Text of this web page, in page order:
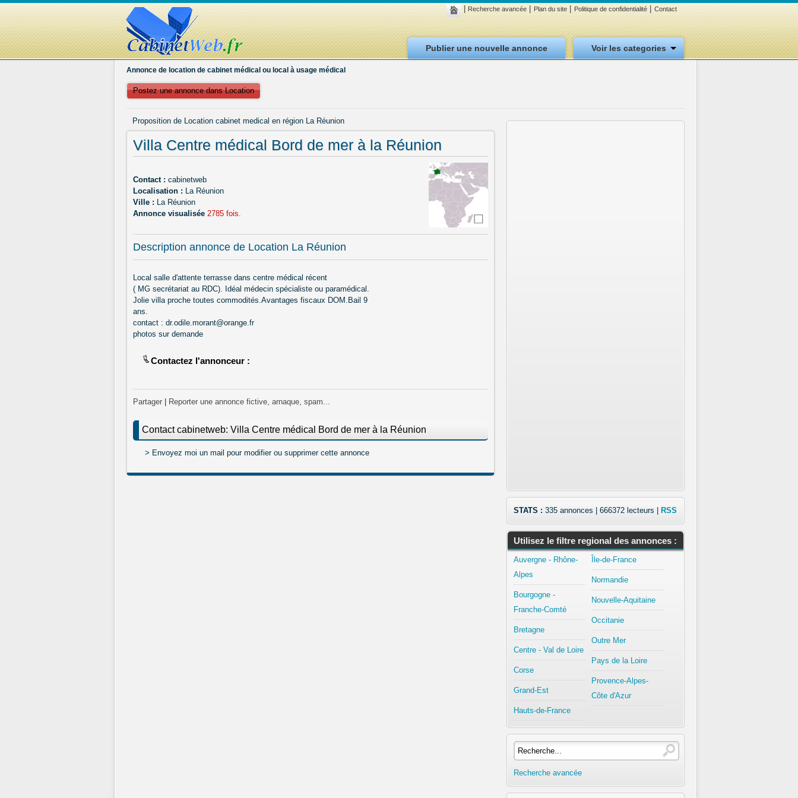
Publier une nouvelle annonce
Recherche avancée Plan du site Politique de confidentialité Contact
Voir les categories
Annonce de location de cabinet médical ou local à usage médical
Postez une annonce dans Location
Proposition de Location cabinet medical en région La Réunion
Villa Centre médical Bord de mer à la Réunion
Contact : cabinetweb
Localisation : La Réunion
Ville : La Réunion
Annonce visualisée 2785 fois.
Description annonce de Location La Réunion
Local salle d'attente terrasse dans centre médical récent
( MG secrétariat au RDC). Idéal médecin spécialiste ou paramédical.
Jolie villa proche toutes commodités.Avantages fiscaux DOM.Bail 9
ans.
contact : dr.odile.morant@orange.fr
photos sur demande
Contactez l'annonceur :
Partager Reporter une annonce fictive, arnaque, spam...
Contact cabinetweb: Villa Centre médical Bord de mer à la Réunion
> Envoyez moi un mail pour modifier ou supprimer cette annonce
STATS : 335 annonces | 666372 lecteurs | RSS
Utilisez le filtre regional des annonces :
Auvergne - Rhône-
Alpes
Bourgogne -
Franche-Comté
Bretagne
Centre - Val de Loire
Corse
Grand-Est
Hauts-de-France
Île-de-France
Normandie
Nouvelle-Aquitaine
Occitanie
Outre Mer
Pays de la Loire
Provence-Alpes-
Côte d'Azur
Recherche avancée